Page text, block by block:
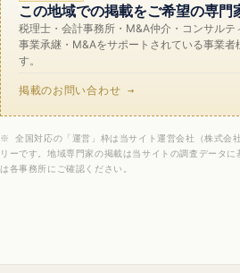
この地域での掲載をご希望の専門
税理士・会計事務所・M&A仲介・コンサル
事業承継・M&Aをサポートされている事業者
す。
掲載のお問い合わせ →
※ 全国対応の「運営」枠は当サイト運営会社（株式
リーです。地域専門家の掲載は当サイトの調査データ
は各事務所にご確認ください。